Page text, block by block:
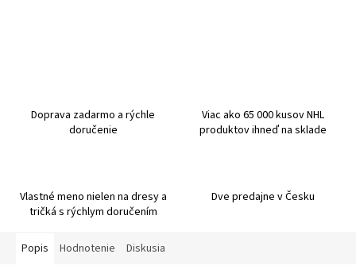
Doprava zadarmo a rýchle
doručenie
Viac ako 65 000 kusov NHL
produktov ihneď na sklade
Vlastné meno nielen na dresy a
tričká s rýchlym doručením
Dve predajne v Česku
Popis Hodnotenie Diskusia